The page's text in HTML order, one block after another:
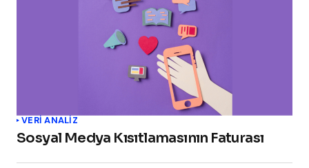
VERI ANALIZ
Sosyal Medya Kısıtlamasının Faturası